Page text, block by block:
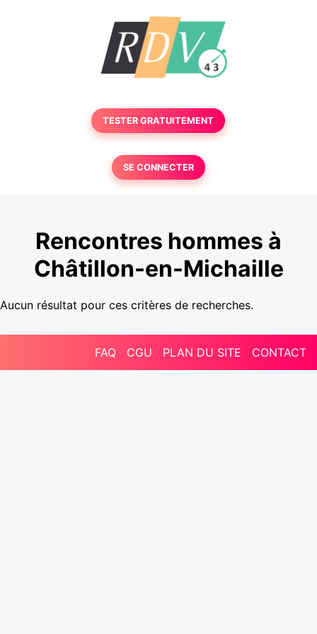
TESTER GRATUITEMENT
SE CONNECTER
Rencontres hommes à
Châtillon-en-Michaille
Aucun résultat pour ces critères de recherches.
FAQ CGU PLAN DU SITE CONTACT